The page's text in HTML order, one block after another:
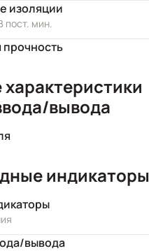
изоляции
пост. мин.
прочность
вывода
индикаторы
вывода